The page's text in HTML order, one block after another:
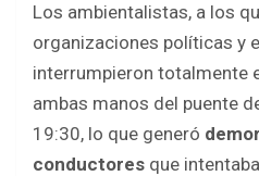
Los ambientalistas, a los
organizaciones políticas y
interrumpieron totalmente
ambas manos del puente
19:30, lo que generó
conductores que